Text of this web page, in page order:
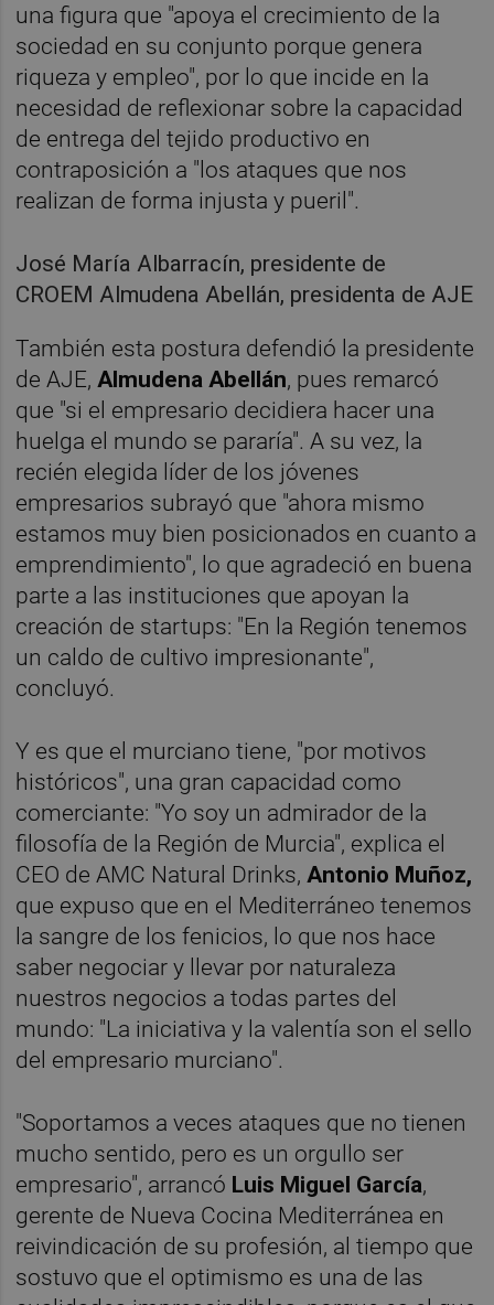
una figura que "apoya el crecimiento de la
sociedad en su conjunto porque genera
riqueza y empleo", por lo que incide en la
necesidad de reflexionar sobre la capacidad
de entrega del tejido productivo en
contraposición a "los ataques que nos
realizan de forma injusta y pueril".
José María Albarracín, presidente de
CROEM Almudena Abellán, presidenta de AJE
También esta postura defendió la presidente
de AJE, Almudena Abellán, pues remarcó
que "si el empresario decidiera hacer una
huelga el mundo se pararía". A su vez, la
recién elegida líder de los jóvenes
empresarios subrayó que "ahora mismo
estamos muy bien posicionados en cuanto a
emprendimiento", lo que agradeció en buena
parte a las instituciones que apoyan la
creación de startups: "En la Región tenemos
un caldo de cultivo impresionante",
concluyó.
Y es que el murciano tiene, "por motivos
históricos", una gran capacidad como
comerciante: "Yo soy un admirador de la
filosofía de la Región de Murcia", explica el
CEO de AMC Natural Drinks, Antonio Muñoz,
que expuso que en el Mediterráneo tenemos
la sangre de los fenicios, lo que nos hace
saber negociar y llevar por naturaleza
nuestros negocios a todas partes del
mundo: "La iniciativa y la valentía son el sello
del empresario murciano".
"Soportamos a veces ataques que no tienen
mucho sentido, pero es un orgullo ser
empresario", arrancó Luis Miguel García,
gerente de Nueva Cocina Mediterránea en
reivindicación de su profesión, al tiempo que
sostuvo que el optimismo es una de las